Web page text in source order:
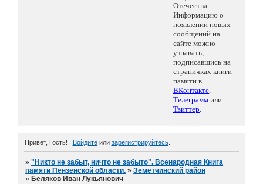
Отечества.
Информацию о
появлении новых
сообщений на
сайте можно
узнавать,
подписавшись на
страничках книги
памяти в
ВКонтакте,
Телеграмм или
Твиттер.
Привет, Гость! Войдитеили зарегистрируйтесь.
»"Никто не забыт, ничто не забыто". Всенародная Книга
памяти Пензенской области. »Земетчинский район
» Беляков Иван Лукьянович